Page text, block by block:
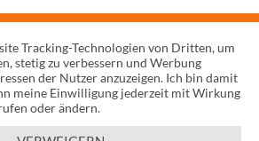
Tracking-Technologien von Dritten, um
stetig zu verbessern und Werbung
der Nutzer anzuzeigen. Ich bin damit
meine Einwilligung jederzeit mit Wirkung
oder ändern.